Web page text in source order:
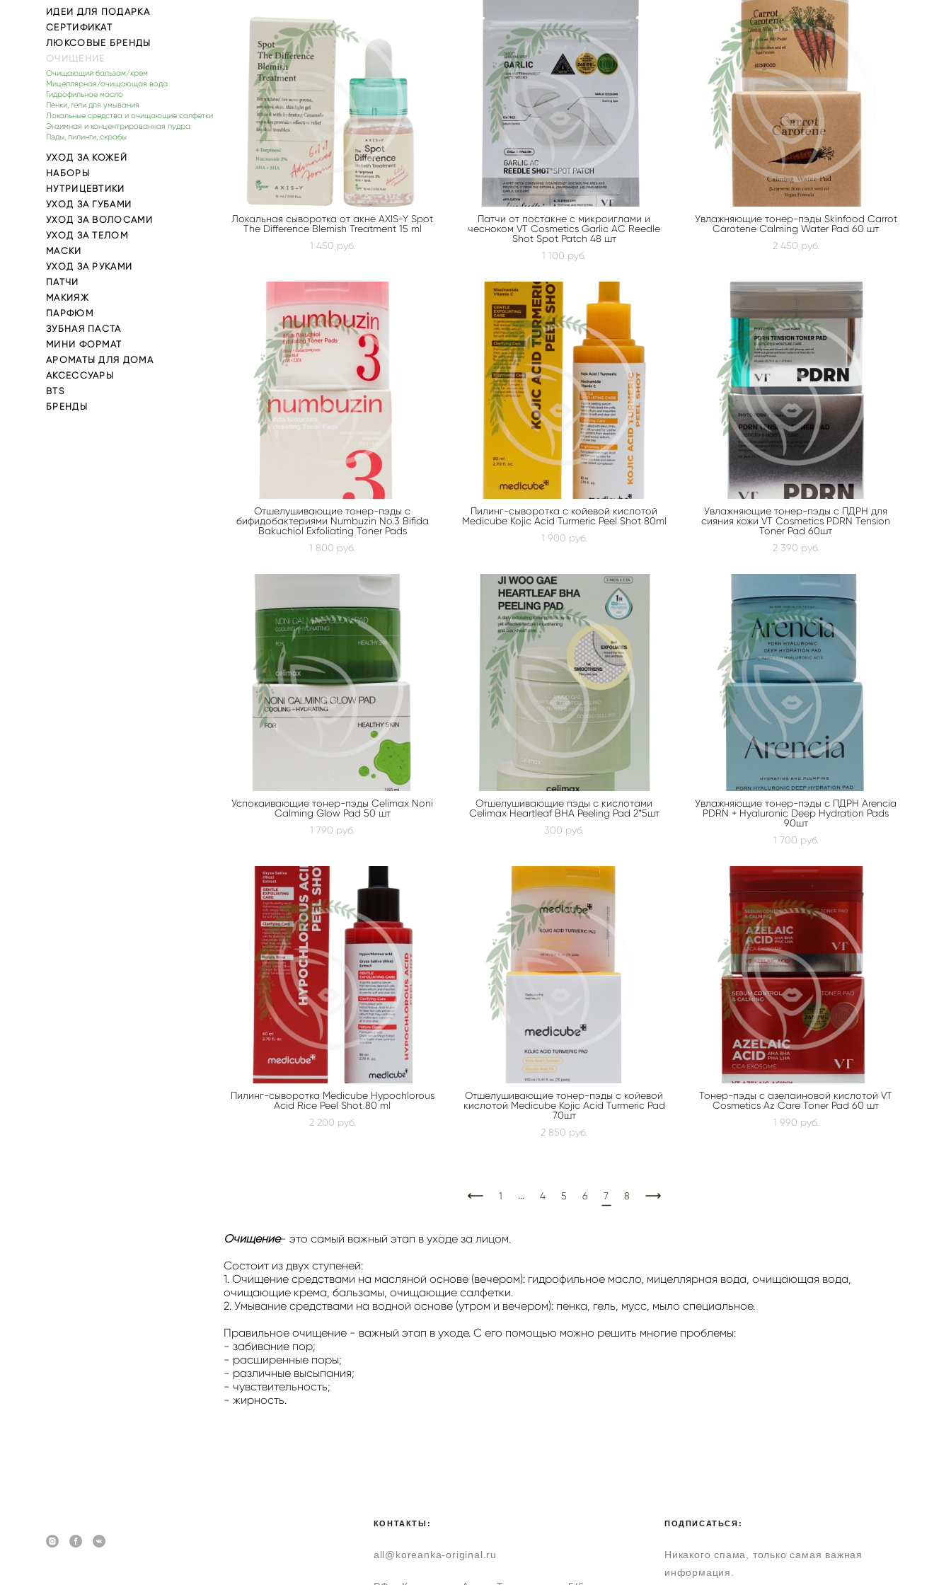
ИДЕИ ДЛЯ ПОДАРКА
СЕРТИФИКАТ
ЛЮКСОВЫЕ БРЕНДЫ
ОЧИЩЕНИЕ
Очищающий бальзам/крем
Мицеллярная/очищающая вода
Гидрофильное масло
Пенки, гели для умывания
Локальные средства и очищающие салфетки
Энзимная и концентрированная пудра
Пэды, пилинги, скрабы
УХОД ЗА КОЖЕЙ
НАБОРЫ
НУТРИЦЕВТИКИ
УХОД ЗА ГУБАМИ
УХОД ЗА ВОЛОСАМИ
УХОД ЗА ТЕЛОМ
МАСКИ
УХОД ЗА РУКАМИ
ПАТЧИ
МАКИЯЖ
ПАРФЮМ
ЗУБНАЯ ПАСТА
МИНИ ФОРМАТ
АРОМАТЫ ДЛЯ ДОМА
АКСЕССУАРЫ
BTS
БРЕНДЫ
Локальная сыворотка от акне AXIS-Y Spot
The Difference Blemish Treatment 15 ml
1 450 pуб.
Патчи от постакне с микроиглами и
чесноком VT Cosmetics Garlic AC Reedle
Shot Spot Patch 48 шт
1 100 pуб.
Увлажняющие тонер-пэды Skinfood Carrot
Carotene Calming Water Pad 60 шт
2 450 pуб.
Отшелушивающие тонер-пэды с
бифидобактериями Numbuzin No.3 Bifida
Bakuchiol Exfoliating Toner Pads
1 800 pуб.
Пилинг-сыворотка с койевой кислотой
Medicube Kojic Acid Turmeric Peel Shot 80ml
1 900 pуб.
Увлажняющие тонер-пэды с ПДРН для
сияния кожи VT Cosmetics PDRN Tension
Toner Pad 60шт
2 390 pуб.
Успокаивающие тонер-пэды Celimax Noni
Calming Glow Pad 50 шт
1 790 pуб.
Отшелушивающие пэды с кислотами
Celimax Heartleaf BHA Peeling Pad 2*5шт
300 pуб.
Увлажняющие тонер-пэды с ПДРН Arencia
PDRN + Hyaluronic Deep Hydration Pads
90шт
1 700 pуб.
Пилинг-сыворотка Medicube Hypochlorous
Acid Rice Peel Shot 80 ml
2 200 pуб.
Отшелушивающие тонер-пэды с койевой
кислотой Medicube Kojic Acid Turmeric Pad
70шт
2 850 pуб.
Тонер-пэды с азелаиновой кислотой VT
Cosmetics Az Care Toner Pad 60 шт
1 990 pуб.
1 ... 4 5 6 7 8
Очищение- это самый важный этап в уходе за лицом.
Состоит из двух ступеней:
1. Очищение средствами на масляной основе (вечером): гидрофильное масло, мицеллярная вода, очищающая вода,
очищающие крема, бальзамы, очищающие салфетки.
2. Умывание средствами на водной основе (утром и вечером): пенка, гель, мусс, мыло специальное.
Правильное очищение - важный этап в уходе. С его помощью можно решить многие проблемы:
- забивание пор;
- расширенные поры;
- различные высыпания;
- чувствительность;
- жирность.
КОНТАКТЫ:
all@koreanka-original.ru
ПОДПИСАТЬСЯ:
Никакого спама, только самая важная
информация.